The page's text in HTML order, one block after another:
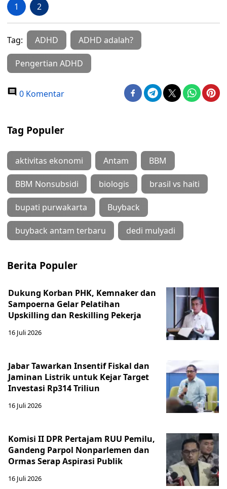
1 2
Tag: ADHD ADHD adalah?
Pengertian ADHD
0 Komentar
Tag Populer
aktivitas ekonomi Antam BBM
BBM Nonsubsidi biologis brasil vs haiti
bupati purwakarta Buyback
buyback antam terbaru dedi mulyadi
Berita Populer
Dukung Korban PHK, Kemnaker dan
Sampoerna Gelar Pelatihan
Upskilling dan Reskilling Pekerja
16 Juli 2026
Jabar Tawarkan Insentif Fiskal dan
Jaminan Listrik untuk Kejar Target
Investasi Rp314 Triliun
16 Juli 2026
Komisi II DPR Pertajam RUU Pemilu,
Gandeng Parpol Nonparlemen dan
Ormas Serap Aspirasi Publik
16 Juli 2026